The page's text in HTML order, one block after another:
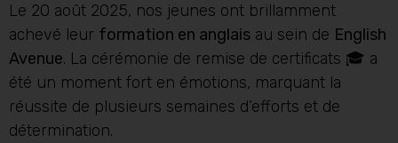
Le 20 août 2025, nos jeunes ont brillamment
achevé leur formation en anglais au sein de English
Avenue. La cérémonie de remise de certificats 🎓 a
été un moment fort en émotions, marquant la
réussite de plusieurs semaines d’efforts et de
détermination.